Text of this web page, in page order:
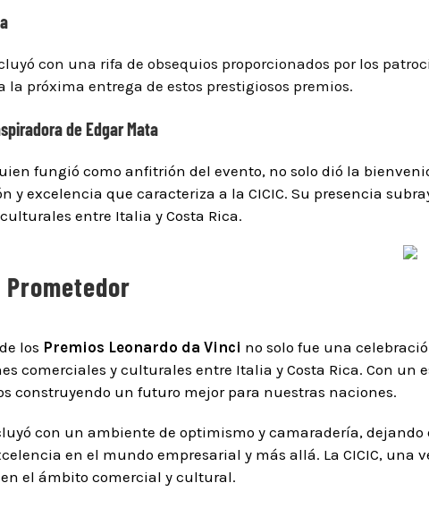
con una rifa de obsequios proporcionados por los
la próxima entrega de estos prestigiosos premios.
de Edgar Mata
fungió como anfitrión del evento, no solo dió la
y excelencia que caracteriza a la CICIC. Su presencia
entre Italia y Costa Rica.
Prometedor
los Premios Leonardo da Vinci no solo fue una
comerciales y culturales entre Italia y Costa Rica. Con
construyendo un futuro mejor para nuestras naciones.
con un ambiente de optimismo y camaradería,
en el mundo empresarial y más allá. La CICIC,
el ámbito comercial y cultural.